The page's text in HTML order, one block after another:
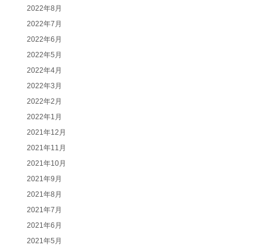
2022年8月
2022年7月
2022年6月
2022年5月
2022年4月
2022年3月
2022年2月
2022年1月
2021年12月
2021年11月
2021年10月
2021年9月
2021年8月
2021年7月
2021年6月
2021年5月